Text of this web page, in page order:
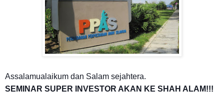
Assalamualaikum dan Salam sejahtera.
SEMINAR SUPER INVESTOR AKAN KE SHAH ALAM!!!